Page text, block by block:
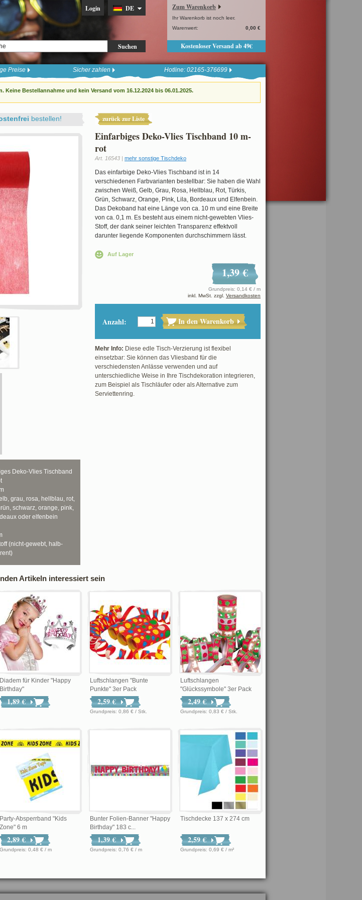
Suchen
Login DE Zum Warenkorb
Ihr Warenkorb ist noch leer.
Warenwert:
0,00 €
Kostenloser Versand ab 49€
Preise Sicher zahlen Hotline: 02165-376699
Keine Bestellannahme und kein Versand vom 16.12.2024 bis 06.01.2025.
zurück zur Liste
Einfarbiges Deko-Vlies Tischband 10 m-
rot
Art. 16543 | mehr sonstige Tischdeko
Das einfarbige Deko-Vlies Tischband ist in 14
verschiedenen Farbvarianten bestellbar: Sie haben die Wahl
zwischen Weiß, Gelb, Grau, Rosa, Hellblau, Rot, Türkis,
Grün, Schwarz, Orange, Pink, Lila, Bordeaux und Elfenbein.
Das Dekoband hat eine Länge von ca. 10 m und eine Breite
von ca. 0,1 m. Es besteht aus einem nicht-gewebten Vlies-
Stoff, der dank seiner leichten Transparenz effektvoll
darunter liegende Komponenten durchschimmern lässt.
Auf Lager
1,39 €
Grundpreis: 0,14 € / m
inkl. MwSt. zzgl. Versandkosten
Anzahl: In den Warenkorb
Mehr Info: Diese edle Tisch-Verzierung ist flexibel
einsetzbar: Sie können das Vliesband für die
verschiedensten Anlässe verwenden und auf
unterschiedliche Weise in Ihre Tischdekoration integrieren,
zum Beispiel als Tischläufer oder als Alternative zum
Serviettenring.
bestellen!
Deko-Vlies Tischband
grau, rosa, hellblau, rot,
schwarz, orange, pink,
oder elfenbein
(nicht-gewebt, halb-
Artikeln interessiert sein
Diadem für Kinder "Happy
Birthday"
1,89 €
Luftschlangen "Bunte
Punkte" 3er Pack
2,59 €
Grundpreis: 0,86 € / Stk.
Luftschlangen
"Glückssymbole" 3er Pack
2,49 €
Grundpreis: 0,83 € / Stk.
Party-Absperrband "Kids
Zone" 6 m
2,89 €
Grundpreis: 0,48 € / m
Bunter Folien-Banner "Happy
Birthday" 183 c...
1,39 €
Grundpreis: 0,76 € / m
Tischdecke 137 x 274 cm
2,59 €
Grundpreis: 0,69 € / m²